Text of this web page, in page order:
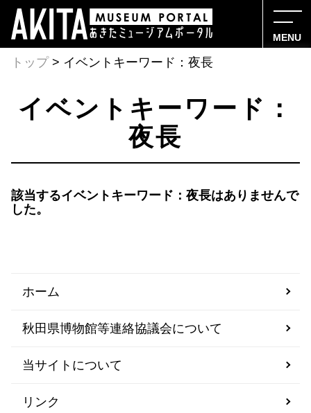
MENU
トップ> イベントキーワード：夜長
イベントキーワード：
夜長
該当するイベントキーワード：夜長はありませんで
した。
ホーム
秋田県博物館等連絡協議会について
当サイトについて
リンク